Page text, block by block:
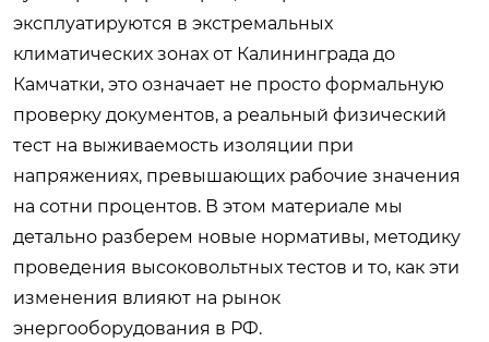
эксплуатируются в экстремальных
климатических зонах от Калининграда до
Камчатки, это означает не просто формальную
проверку документов, а реальный физический
тест на выживаемость изоляции при
напряжениях, превышающих рабочие значения
на сотни процентов. В этом материале мы
детально разберем новые нормативы, методику
проведения высоковольтных тестов и то, как эти
изменения влияют на рынок
энергооборудования в РФ.